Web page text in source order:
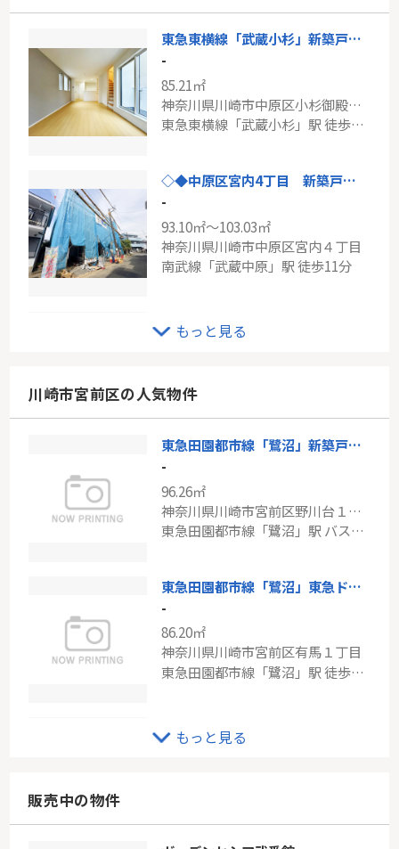
東急東横線「武蔵小杉」新築戸建て
-
85.21㎡
神奈川県川崎市中原区小杉御殿町２丁目
東急東横線「武蔵小杉」駅 徒歩13分
◇◆中原区宮内4丁目 新築戸建 全3棟◆◇
-
93.10㎡～103.03㎡
神奈川県川崎市中原区宮内４丁目
南武線「武蔵中原」駅 徒歩11分
JR南武線「鹿島田」新築戸建て
-
神奈川県川崎市幸区古市場２丁目
南武線「鹿島田」駅 徒歩15分
57.24㎡
東京都稲城市大丸
もっと見る
川崎市宮前区の人気物件
東急田園都市線「鷺沼」新築戸建て
-
96.26㎡
神奈川県川崎市宮前区野川台１丁目
東急田園都市線「鷺沼」駅 バス8分 「野川台西口」 停歩3分
東急田園都市線「鷺沼」東急ドエルアルス鷺沼弐番館
-
86.20㎡
神奈川県川崎市宮前区有馬１丁目
東急田園都市線「鷺沼」駅 徒歩8分
-
もっと見る
販売中の物件